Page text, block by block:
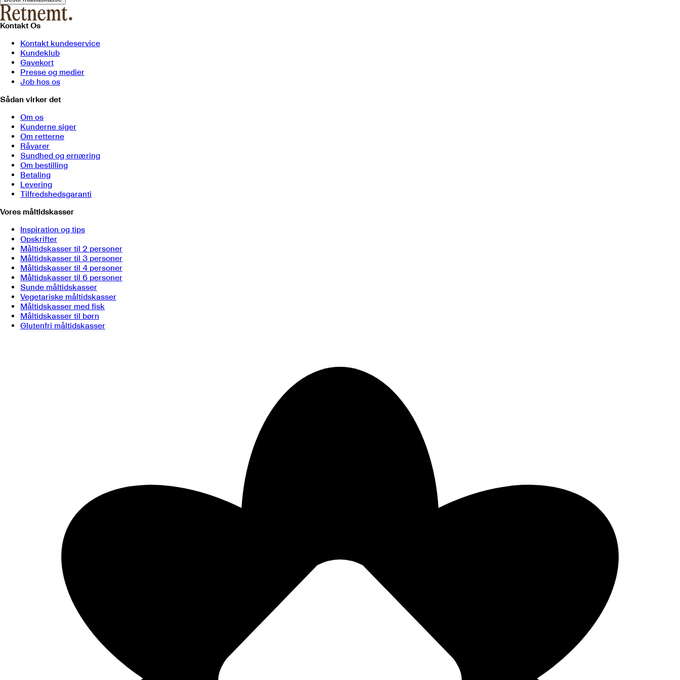
Kontakt Os
Kontakt kundeservice
Kundeklub
Gavekort
Presse og medier
Job hos os
Sådan virker det
Om os
Kunderne siger
Om retterne
Råvarer
Sundhed og ernæring
Om bestilling
Betaling
Levering
Tilfredshedsgaranti
Vores måltidskasser
Inspiration og tips
Opskrifter
Måltidskasser til 2 personer
Måltidskasser til 3 personer
Måltidskasser til 4 personer
Måltidskasser til 6 personer
Sunde måltidskasser
Vegetariske måltidskasser
Måltidskasser med fisk
Måltidskasser til børn
Glutenfri måltidskasser